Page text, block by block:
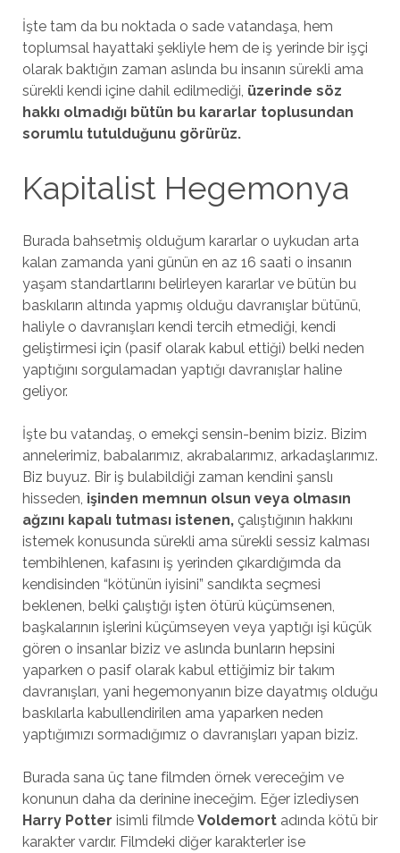
İşte tam da bu noktada o sade vatandaşa, hem
toplumsal hayattaki şekliyle hem de iş yerinde bir işçi
olarak baktığın zaman aslında bu insanın sürekli ama
sürekli kendi içine dahil edilmediği, üzerinde söz
hakkı olmadığı bütün bu kararlar toplusundan
sorumlu tutulduğunu görürüz.
Kapitalist Hegemonya
Burada bahsetmiş olduğum kararlar o uykudan arta
kalan zamanda yani günün en az 16 saati o insanın
yaşam standartlarını belirleyen kararlar ve bütün bu
baskıların altında yapmış olduğu davranışlar bütünü,
haliyle o davranışları kendi tercih etmediği, kendi
geliştirmesi için (pasif olarak kabul ettiği) belki neden
yaptığını sorgulamadan yaptığı davranışlar haline
geliyor.
İşte bu vatandaş, o emekçi sensin-benim biziz. Bizim
annelerimiz, babalarımız, akrabalarımız, arkadaşlarımız.
Biz buyuz. Bir iş bulabildiği zaman kendini şanslı
hisseden, işinden memnun olsun veya olmasın
ağzını kapalı tutması istenen,çalıştığının hakkını
istemek konusunda sürekli ama sürekli sessiz kalması
tembihlenen, kafasını iş yerinden çıkardığımda da
kendisinden “kötünün iyisini” sandıkta seçmesi
beklenen, belki çalıştığı işten ötürü küçümsenen,
başkalarının işlerini küçümseyen veya yaptığı işi küçük
gören o insanlar biziz ve aslında bunların hepsini
yaparken o pasif olarak kabul ettiğimiz bir takım
davranışları, yani hegemonyanın bize dayatmış olduğu
baskılarla kabullendirilen ama yaparken neden
yaptığımızı sormadığımız o davranışları yapan biziz.
Burada sana üç tane filmden örnek vereceğim ve
konunun daha da derinine ineceğim. Eğer izlediysen
Harry Potter isimli filmde Voldemort adında kötü bir
karakter vardır. Filmdeki diğer karakterler ise